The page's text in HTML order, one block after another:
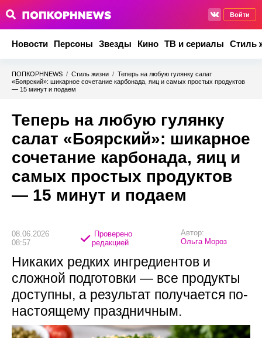
Войти
Новости Персоны Звезды Кино ТВ и сериалы Стиль
ПОПКОРНNEWS / Стиль жизни / Теперь на любую гулянку салат
«Боярский»: шикарное сочетание карбонада, яиц и самых простых продуктов
— 15 минут и подаем
Теперь на любую гулянку
салат «Боярский»: шикарное
сочетание карбонада, яиц и
самых простых продуктов
— 15 минут и подаем
08.06.2026
08:57
Проверено
редакцией
Автор:
Ольга Мороз
Никаких редких ингредиентов и
сложной подготовки — все продукты
доступны, а результат получается по-
настоящему праздничным.